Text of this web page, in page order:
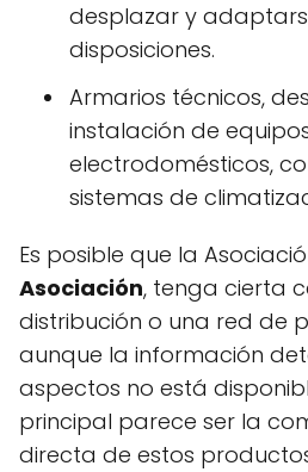
desplazar y
disposiciones.
Armarios técnicos,
instalación de
electrodomésticos,
sistemas de
Es posible que la
Asociación, tenga cierta
distribución o una red de
aunque la información
aspectos no está
principal parece ser la
directa de estos